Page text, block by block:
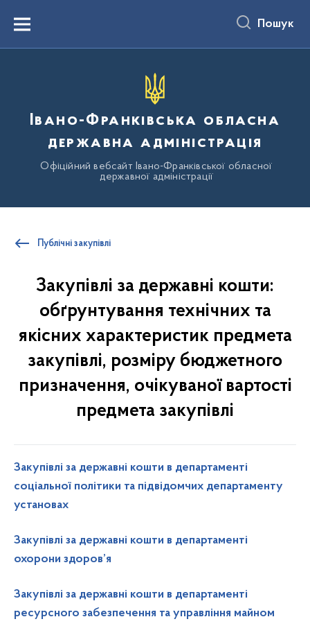
вмістуMenu Пошук
Івано-Франківська обласна
державна адміністрація
Офіційний вебсайт Івано-Франківської обласної
державної адміністрації
Публічні закупівлі
Закупівлі за державні кошти:
обґрунтування технічних та
якісних характеристик предмета
закупівлі, розміру бюджетного
призначення, очікуваної вартості
предмета закупівлі
Закупівлі за державні кошти в департаменті
соціальної політики та підвідомчих департаменту
установах
Закупівлі за державні кошти в департаменті
охорони здоров’я
Закупівлі за державні кошти в департаменті
ресурсного забезпечення та управління майном